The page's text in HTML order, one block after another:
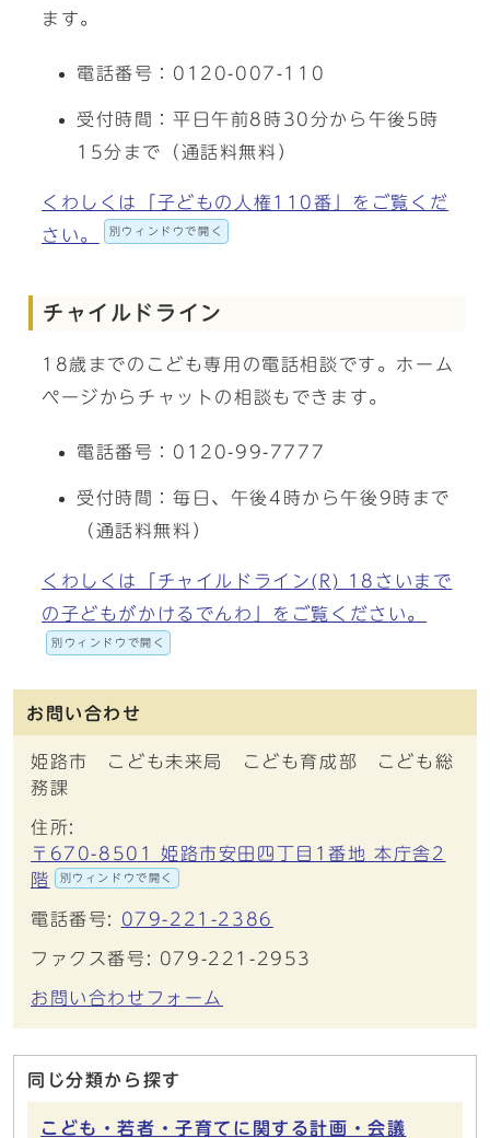
ます。
電話番号：0120-007-110
受付時間：平日午前8時30分から午後5時
15分まで（通話料無料）
くわしくは「子どもの人権110番」をご覧くだ
さい。
別ウィンドウで開く
チャイルドライン
18歳までのこども専用の電話相談です。ホーム
ページからチャットの相談もできます。
電話番号：0120-99-7777
受付時間：毎⽇、午後4時から午後9時まで
（通話料無料）
くわしくは「チャイルドライン(R) 18さいまで
の子どもがかけるでんわ」をご覧ください。
別ウィンドウで開く
お問い合わせ
姫路市 こども未来局 こども育成部 こども総
務課
住所:
〒670-8501 姫路市安田四丁目1番地 本庁舎2
階
別ウィンドウで開く
電話番号: 079-221-2386
ファクス番号: 079-221-2953
お問い合わせフォーム
同じ分類から探す
こども・若者・子育てに関する計画・会議